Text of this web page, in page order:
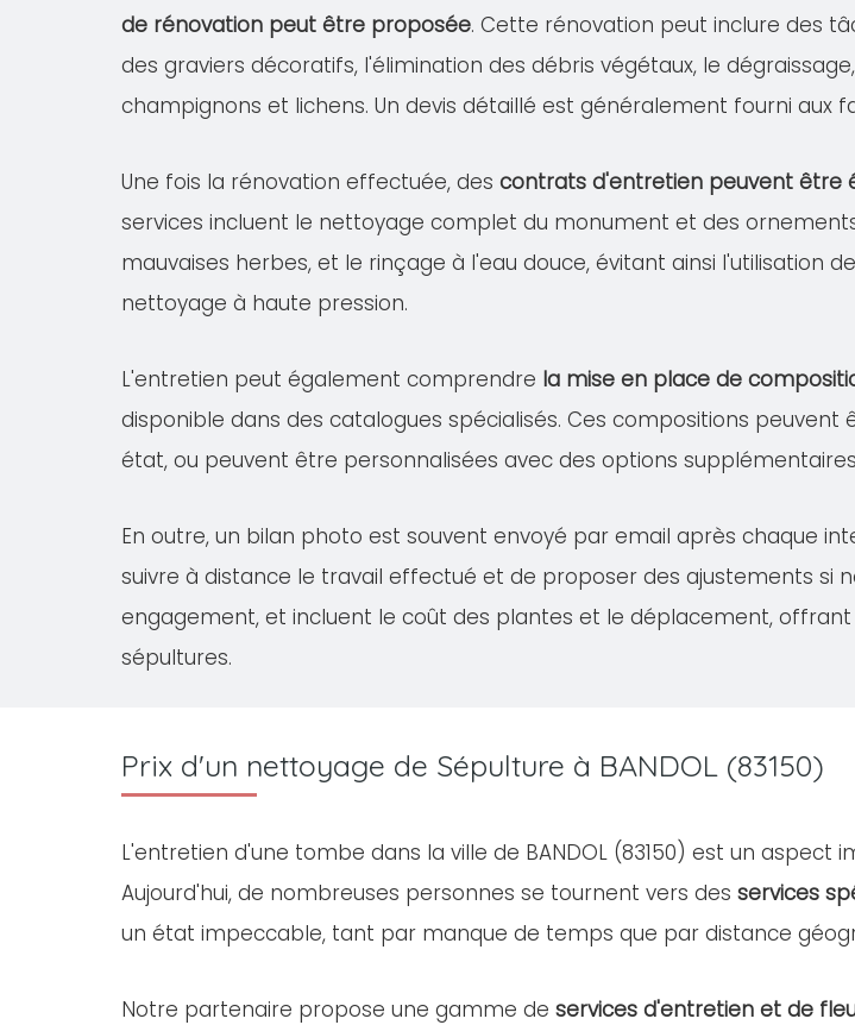
de rénovation peut être proposée. Cette rénovation peut inclure des
des graviers décoratifs, l'élimination des débris végétaux, le
champignons et lichens. Un devis détaillé est généralement fourni
Une fois la rénovation effectuée, des contrats d'entretien peuvent être
services incluent le nettoyage complet du monument et des
mauvaises herbes, et le rinçage à l'eau douce, évitant ainsi l'utilisation
nettoyage à haute pression.
L'entretien peut également comprendre la mise en place de
disponible dans des catalogues spécialisés. Ces compositions
état, ou peuvent être personnalisées avec des options
En outre, un bilan photo est souvent envoyé par email après chaque
suivre à distance le travail effectué et de proposer des ajustements si
engagement, et incluent le coût des plantes et le déplacement,
sépultures.
Prix d'un nettoyage de Sépulture à BANDOL (83150)
L'entretien d'une tombe dans la ville de BANDOL (83150) est un aspect
Aujourd'hui, de nombreuses personnes se tournent vers des services
un état impeccable, tant par manque de temps que par distance
Notre partenaire propose une gamme de services d'entretien et de